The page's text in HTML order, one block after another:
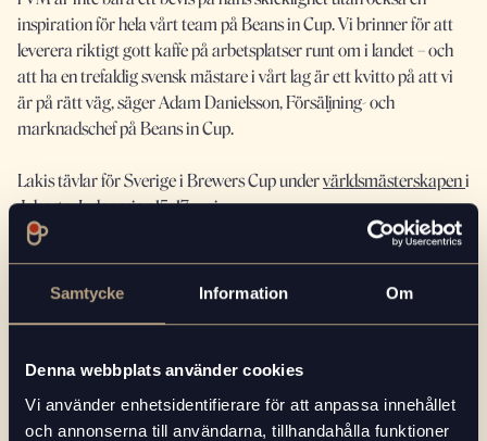
Samtycke Information Om
Denna webbplats använder cookies
Vi använder enhetsidentifierare för att anpassa innehållet
och annonserna till användarna, tillhandahålla funktioner
inspiration för hela vårt team på Beans in Cup. Vi brinner för att
leverera riktigt gott kaffe på arbetsplatser runt om i landet – och
att ha en trefaldig svensk mästare i vårt lag är ett kvitto på att vi
är på rätt väg, säger Adam Danielsson, Försäljning- och
marknadschef på Beans in Cup.
Lakis tävlar för Sverige i Brewers Cup undervärldsmästerskapeni
Jakarta, Indonesien 15–17 maj.
För mer information:
Adam Danielsson
E-post: adam.danielsson@beansincup.se